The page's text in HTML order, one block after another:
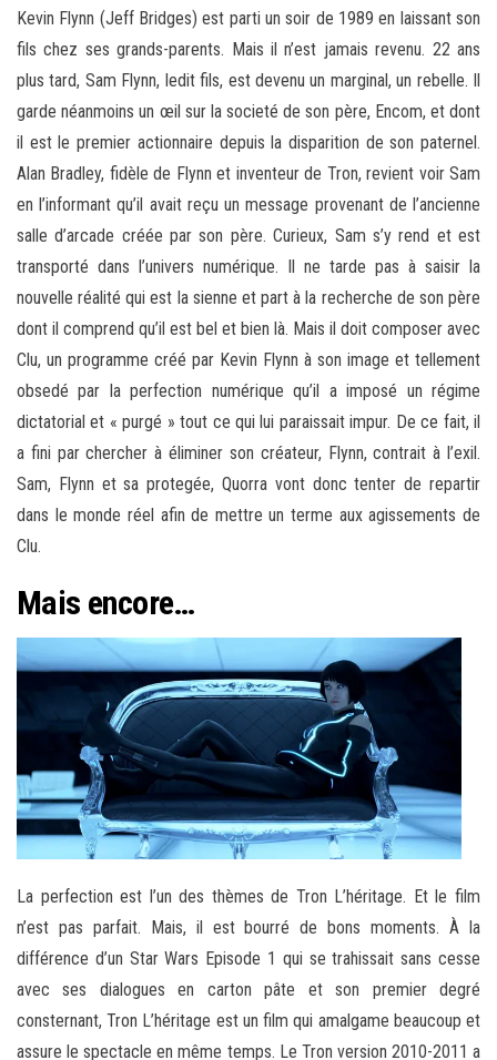
Kevin Flynn (Jeff Bridges) est parti un soir de 1989 en laissant son
fils chez ses grands-parents. Mais il n’est jamais revenu. 22 ans
plus tard, Sam Flynn, ledit fils, est devenu un marginal, un rebelle. Il
garde néanmoins un œil sur la societé de son père, Encom, et dont
il est le premier actionnaire depuis la disparition de son paternel.
Alan Bradley, fidèle de Flynn et inventeur de Tron, revient voir Sam
en l’informant qu’il avait reçu un message provenant de l’ancienne
salle d’arcade créée par son père. Curieux, Sam s’y rend et est
transporté dans l’univers numérique. Il ne tarde pas à saisir la
nouvelle réalité qui est la sienne et part à la recherche de son père
dont il comprend qu’il est bel et bien là. Mais il doit composer avec
Clu, un programme créé par Kevin Flynn à son image et tellement
obsedé par la perfection numérique qu’il a imposé un régime
dictatorial et « purgé » tout ce qui lui paraissait impur. De ce fait, il
a fini par chercher à éliminer son créateur, Flynn, contrait à l’exil.
Sam, Flynn et sa protegée, Quorra vont donc tenter de repartir
dans le monde réel afin de mettre un terme aux agissements de
Clu.
Mais encore…
La perfection est l’un des thèmes de Tron L’héritage. Et le film
n’est pas parfait. Mais, il est bourré de bons moments. À la
différence d’un Star Wars Episode 1 qui se trahissait sans cesse
avec ses dialogues en carton pâte et son premier degré
consternant, Tron L’héritage est un film qui amalgame beaucoup et
assure le spectacle en même temps. Le Tron version 2010-2011 a